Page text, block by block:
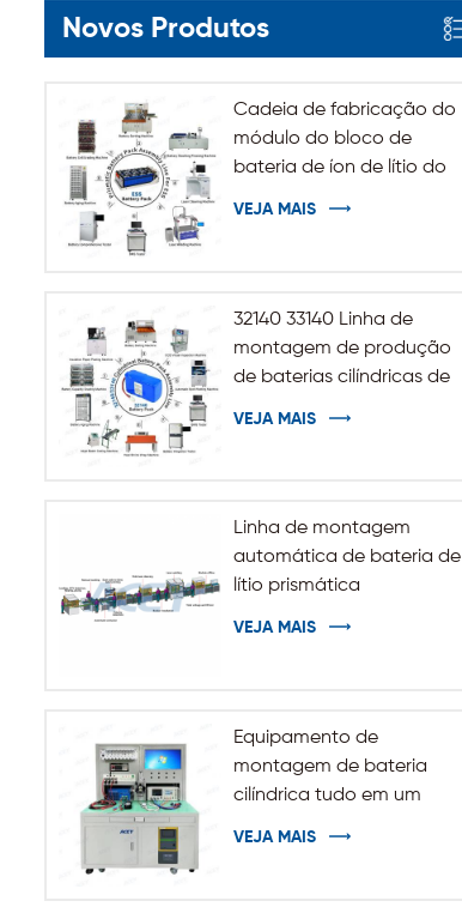
Novos Produtos
Cadeia de fabricação do
módulo do bloco de
bateria de íon de lítio do
VEJA MAIS
32140 33140 Linha de
montagem de produção
de baterias cilíndricas de
VEJA MAIS
Linha de montagem
automática de bateria de
lítio prismática
VEJA MAIS
Equipamento de
montagem de bateria
cilíndrica tudo em um
VEJA MAIS